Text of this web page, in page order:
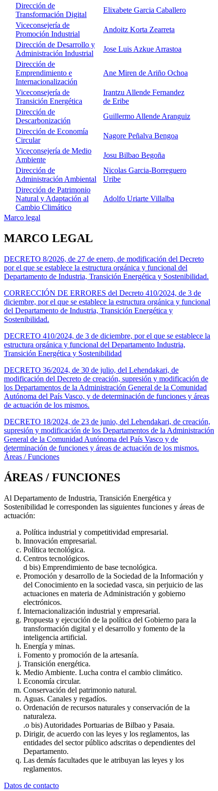
Dirección de
Transformación Digital
Elixabete Garcia Caballero
Viceconsejería de
Promoción Industrial
Andoitz Korta Zearreta
Dirección de Desarrollo y
Administración Industrial
Jose Luis Azkue Arrastoa
Dirección de
Emprendimiento e
Internacionalización
Ane Miren de Ariño Ochoa
Viceconsejería de
Transición Energética
Irantzu Allende Fernandez
de Eribe
Dirección de
Descarbonización
Guillermo Allende Aranguiz
Dirección de Economía
Circular
Nagore Peñalva Bengoa
Viceconsejería de Medio
Ambiente
Josu Bilbao Begoña
Dirección de
Administración Ambiental
Nicolas Garcia-Borreguero
Uribe
Dirección de Patrimonio
Natural y Adaptación al
Cambio Climático
Adolfo Uriarte Villalba
Marco legal
MARCO LEGAL
DECRETO 8/2026, de 27 de enero, de modificación del Decreto
por el que se establece la estructura orgánica y funcional del
Departamento de Industria, Transición Energética y Sostenibilidad.
CORRECCIÓN DE ERRORES del Decreto 410/2024, de 3 de
diciembre, por el que se establece la estructura orgánica y funcional
del Departamento de Industria, Transición Energética y
Sostenibilidad.
DECRETO 410/2024, de 3 de diciembre, por el que se establece la
estructura orgánica y funcional del Departamento Industria,
Transición Energética y Sostenibilidad
DECRETO 36/2024, de 30 de julio, del Lehendakari, de
modificación del Decreto de creación, supresión y modificación de
los Departamentos de la Administración General de la Comunidad
Autónoma del País Vasco, y de determinación de funciones y áreas
de actuación de los mismos.
DECRETO 18/2024, de 23 de junio, del Lehendakari, de creación,
supresión y modificación de los Departamentos de la Administración
General de la Comunidad Autónoma del País Vasco y de
determinación de funciones y áreas de actuación de los mismos.
Áreas / Funciones
ÁREAS / FUNCIONES
Al Departamento de Industria, Transición Energética y
Sostenibilidad le corresponden las siguientes funciones y áreas de
actuación:
Política industrial y competitividad empresarial.
Innovación empresarial.
Política tecnológica.
Centros tecnológicos.
d bis) Emprendimiento de base tecnológica.
Promoción y desarrollo de la Sociedad de la Información y
del Conocimiento en la sociedad vasca, sin perjuicio de las
actuaciones en materia de Administración y gobierno
electrónicos.
Internacionalización industrial y empresarial.
Propuesta y ejecución de la política del Gobierno para la
transformación digital y el desarrollo y fomento de la
inteligencia artificial.
Energía y minas.
Fomento y promoción de la artesanía.
Transición energética.
Medio Ambiente. Lucha contra el cambio climático.
Economía circular.
Conservación del patrimonio natural.
Aguas. Canales y regadíos.
Ordenación de recursos naturales y conservación de la
naturaleza.
.o bis) Autoridades Portuarias de Bilbao y Pasaia.
Dirigir, de acuerdo con las leyes y los reglamentos, las
entidades del sector público adscritas o dependientes del
Departamento.
Las demás facultades que le atribuyan las leyes y los
reglamentos.
Datos de contacto